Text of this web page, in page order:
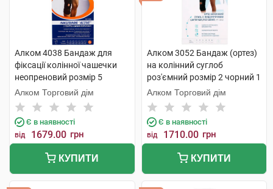
Алком 4038 Бандаж для
фіксації колінної чашечки
неопреновий розмір 5
чорний 1 шт
Алком Торговий дім
Є в наявності
від 1679.00 грн
КУПИТИ
Алком 3052 Бандаж (ортез)
на колінний суглоб
роз'ємний розмір 2 чорний 1
шт
Алком Торговий дім
Є в наявності
від 1710.00 грн
КУПИТИ